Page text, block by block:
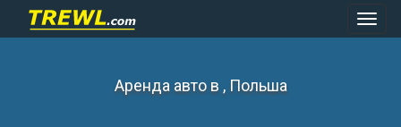
Аренда авто в , Польша